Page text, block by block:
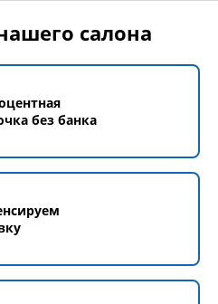
салона
без банка